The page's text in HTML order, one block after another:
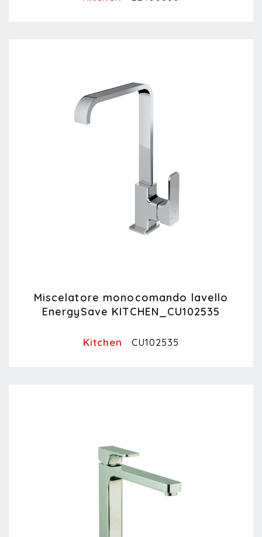
Miscelatore monocomando lavello
EnergySave KITCHEN_CU102535
Kitchen CU102535